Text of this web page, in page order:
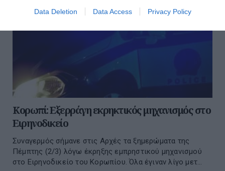
Data Deletion Data Access Privacy Policy
Κορωπί: Eξερράγη εκρηκτικός μηχανισμός στο
Eιρηνοδικείο
Συναγερμός σήμανε στις Αρχές τα ξημερώματα της
Πέμπτης (2/3) λόγω έκρηξης εμπρηστικού μηχανισμού
στο Ειρηνοδικείο του Κορωπίου. Όλα έγιναν λίγο μετ...